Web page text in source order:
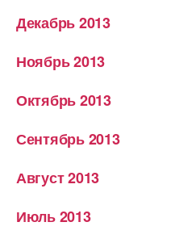
Декабрь 2013
Ноябрь 2013
Октябрь 2013
Сентябрь 2013
Август 2013
Июль 2013